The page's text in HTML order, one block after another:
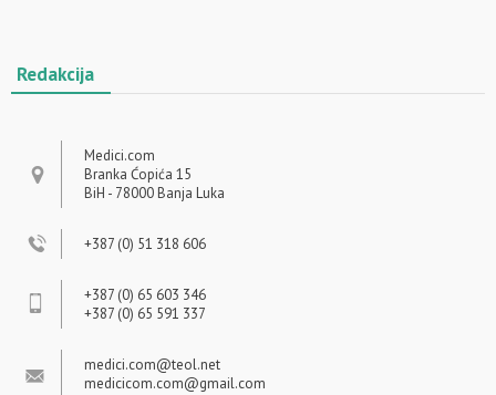
Redakcija
Medici.com
Branka Ćopića 15
BiH - 78000 Banja Luka
+387 (0) 51 318 606
+387 (0) 65 603 346
+387 (0) 65 591 337
medici.com@teol.net
medicicom.com@gmail.com